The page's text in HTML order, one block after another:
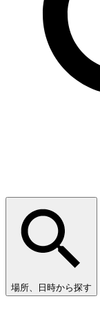
場所、日時から探す